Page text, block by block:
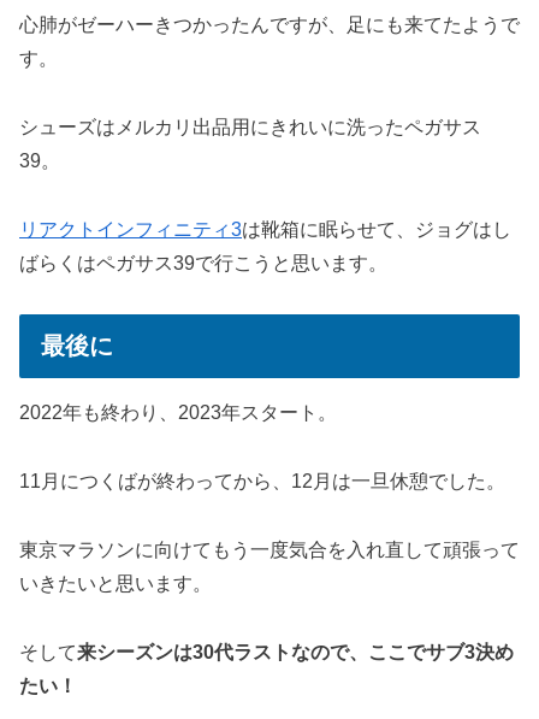
心肺がゼーハーきつかったんですが、足にも来てたようで
す。
シューズはメルカリ出品用にきれいに洗ったペガサス
39。
リアクトインフィニティ3は靴箱に眠らせて、ジョグはし
ばらくはペガサス39で行こうと思います。
最後に
2022年も終わり、2023年スタート。
11月につくばが終わってから、12月は一旦休憩でした。
東京マラソンに向けてもう一度気合を入れ直して頑張って
いきたいと思います。
そして来シーズンは30代ラストなので、ここでサブ3決め
たい！